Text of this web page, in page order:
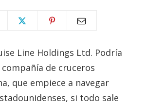
Line Holdings Ltd. Podría
de cruceros
que empiece a navegar
si todo sale